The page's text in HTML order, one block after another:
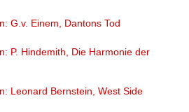
G.v. Einem, Dantons Tod
P. Hindemith, Die Harmonie der
Leonard Bernstein, West Side